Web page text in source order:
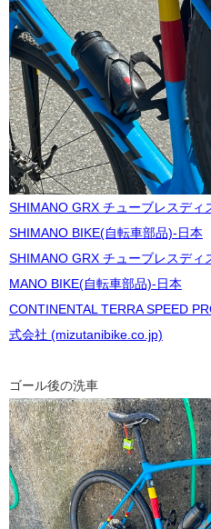
SHIMANO GRX チューブレスデ
SHIMANO BIKE(自転車部品)-日本
SHIMANO GRX チューブレスデ
MANO BIKE(自転車部品)-日本
CONTINENTAL TERRA SPEED
式会社 (mizutanibike.co.jp)
ゴール後の洗車